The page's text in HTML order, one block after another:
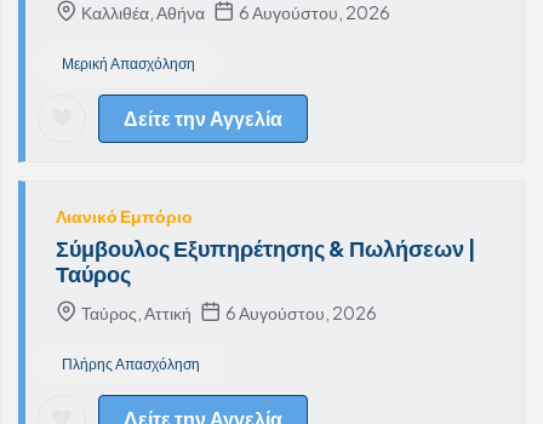
Καλλιθέα, Αθήνα 6 Αυγούστου, 2026
Μερική Απασχόληση
Δείτε την Αγγελία
Λιανικό Εμπόριο
Σύμβουλος Εξυπηρέτησης & Πωλήσεων |
Ταύρος
Ταύρος, Αττική 6 Αυγούστου, 2026
Πλήρης Απασχόληση
Δείτε την Αγγελία